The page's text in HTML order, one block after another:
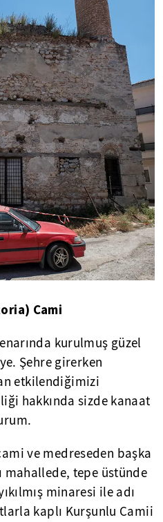
Cami
kurulmuş güzel
Şehre girerken
etkilendiğimizi
hakkında sizde kanaat
ve medreseden başka
mahallede, tepe üstünde
minaresi ile adı
kaplı Kurşunlu Camii